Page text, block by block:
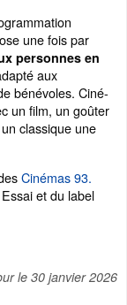
une fois par
personnes en
aux
bénévoles. Ciné-
un film, un goûter
classique une
Cinémas 93.
et du label
le 30 janvier 2026